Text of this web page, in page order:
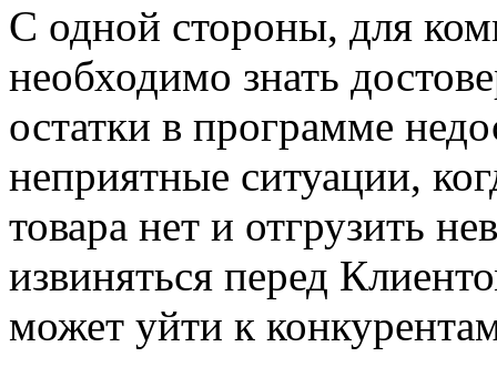
С одной стороны, для
необходимо знать
остатки в программе
неприятные ситуации,
товара нет и отгрузить
извиняться перед
может уйти к